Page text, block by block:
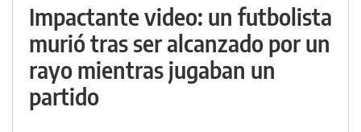
Impactante video: un futbolista
murió tras ser alcanzado por un
rayo mientras jugaban un
partido